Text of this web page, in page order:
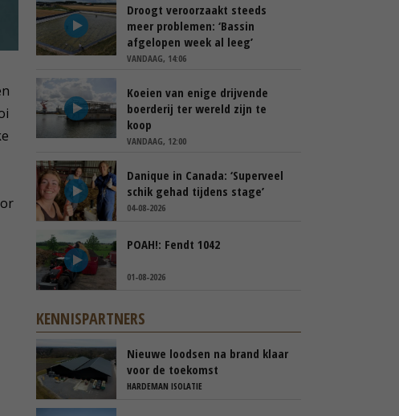
Droogt veroorzaakt steeds
meer problemen: ‘Bassin
afgelopen week al leeg’
VANDAAG, 14:06
Koeien van enige drijvende
boerderij ter wereld zijn te
koop
VANDAAG, 12:00
Danique in Canada: ‘Superveel
schik gehad tijdens stage’
04-08-2026
POAH!: Fendt 1042
01-08-2026
KENNISPARTNERS
Nieuwe loodsen na brand klaar
voor de toekomst
HARDEMAN ISOLATIE